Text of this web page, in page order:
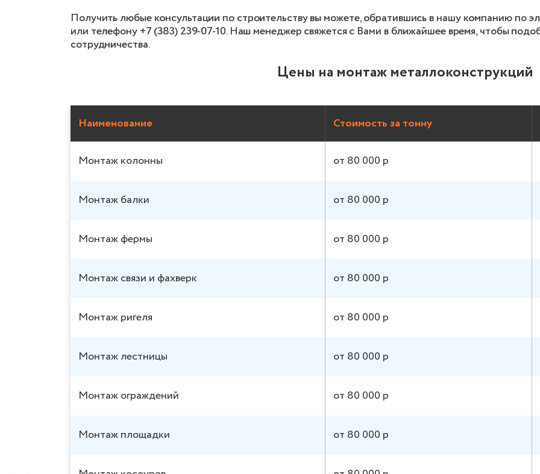
Получить любые консультации по строительству вы можете, обратившись в нашу компанию по
или телефону +7 (383) 239-07-10. Наш менеджер свяжется с Вами в ближайшее время, чтобы
сотрудничества.
Цены на монтаж металлоконструкций
Наименование Стоимость за тонну
Монтаж колонны от 80 000 р
Монтаж балки от 80 000 р
Монтаж фермы от 80 000 р
Монтаж связи и фахверк от 80 000 р
Монтаж ригеля от 80 000 р
Монтаж лестницы от 80 000 р
Монтаж ограждений от 80 000 р
Монтаж площадки от 80 000 р